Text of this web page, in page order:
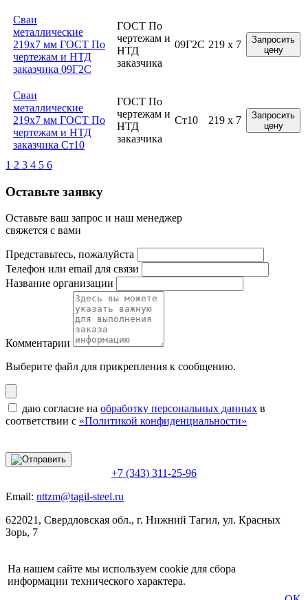
Сваи
металлические
219x7 мм ГОСТ По
чертежам и НТД
заказчика 09Г2С
ГОСТ По
чертежам и
НТД
заказчика
09Г2С 219 x 7
Запросить
цену
Сваи
металлические
219x7 мм ГОСТ По
чертежам и НТД
заказчика Ст10
ГОСТ По
чертежам и
НТД
заказчика
Ст10 219 x 7
Запросить
цену
1 2 3 4 5 6
Оставьте заявку
Оставьте ваш запрос и наш менеджер
свяжется с вами
Представьтесь, пожалуйста
Телефон или email для связи
Название организации
Комментарии
Выберите файл для прикрепления к сообщению.
даю согласие на обработку персональных данных в
соответствии с «Политикой конфиденциальности»
+7 (343) 311-25-96
Email: nttzm@tagil-steel.ru
622021, Свердловская обл., г. Нижний Тагил, ул. Красных
Зорь, 7
На нашем сайте мы используем cookie для сбора
информации технического характера.